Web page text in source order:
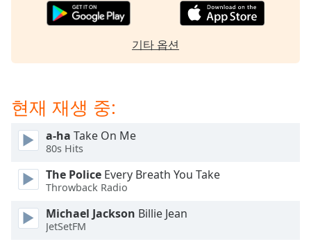
close
the
window.
Color
Opacity
기타 옵션
현재 재생 중:
a-ha Take On Me
80s Hits
The Police Every Breath You Take
Throwback Radio
Michael Jackson Billie Jean
JetSetFM